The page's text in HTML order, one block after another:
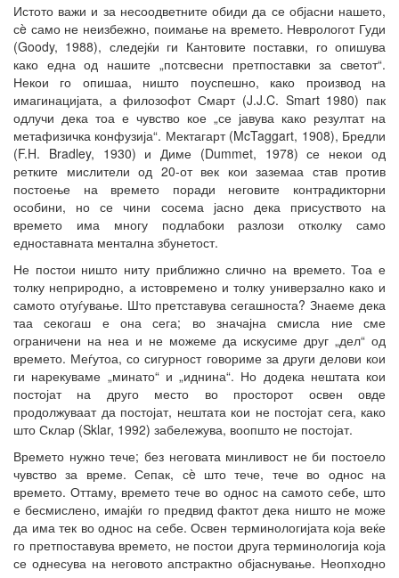
Истото важи и за несоодветните обиди да се објасни нашето,
сè само не неизбежно, поимање на времето. Неврологот Гуди
(Goody, 1988), следејќи ги Кантовите поставки, го опишува
како една од нашите „потсвесни претпоставки за светот“.
Некои го опишаа, ништо поуспешно, како производ на
имагинацијата, а филозофот Смарт (J.J.C. Smart 1980) пак
одлучи дека тоа е чувство кое „се јавува како резултат на
метафизичка конфузија“. Мектагарт (McTaggart, 1908), Бредли
(F.H. Bradley, 1930) и Диме (Dummet, 1978) се некои од
ретките мислители од 20-от век кои заземаа став против
постоење на времето поради неговите контрадикторни
особини, но се чини сосема јасно дека присуството на
времето има многу подлабоки разлози отколку само
едноставната ментална збунетост.
Не постои ништо ниту приближно слично на времето. Тоа е
толку неприродно, а истовремено и толку универзално како и
самото отуѓување. Што претставува сегашноста? Знаеме дека
таа секогаш е она сега; во значајна смисла ние сме
ограничени на неа и не можеме да искусиме друг „дел“ од
времето. Меѓутоа, со сигурност говориме за други делови кои
ги нарекуваме „минато“ и „иднина“. Но додека нештата кои
постојат на друго место во просторот освен овде
продолжуваат да постојат, нештата кои не постојат сега, како
што Склар (Sklar, 1992) забележува, воопшто не постојат.
Времето нужно тече; без неговата минливост не би постоело
чувство за време. Сепак, сè што тече, тече во однос на
времето. Оттаму, времето тече во однос на самото себе, што
е бесмислено, имајќи го предвид фактот дека ништо не може
да има тек во однос на себе. Освен терминологијата која веќе
го претпоставува времето, не постои друга терминологија која
се однесува на неговото апстрактно објаснување. Неопходно